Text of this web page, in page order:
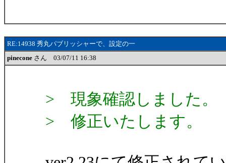
RE:14938 秀丸パブリッシャーで、設定の一
pinecone さん 03/07/11 16:38
> 現象確認しました。
> 修正いたします。